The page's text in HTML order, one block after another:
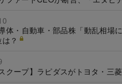
体・自動車・部品株「動乱相場
？
スクープ】ラピダスがトヨタ・三